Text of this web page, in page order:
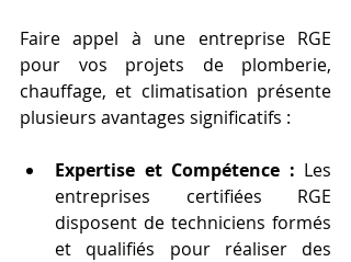
Faire appel à une entreprise RGE
pour vos projets de plomberie,
chauffage, et climatisation présente
plusieurs avantages significatifs :
Expertise et Compétence : Les
entreprises certifiées RGE
disposent de techniciens formés
et qualifiés pour réaliser des